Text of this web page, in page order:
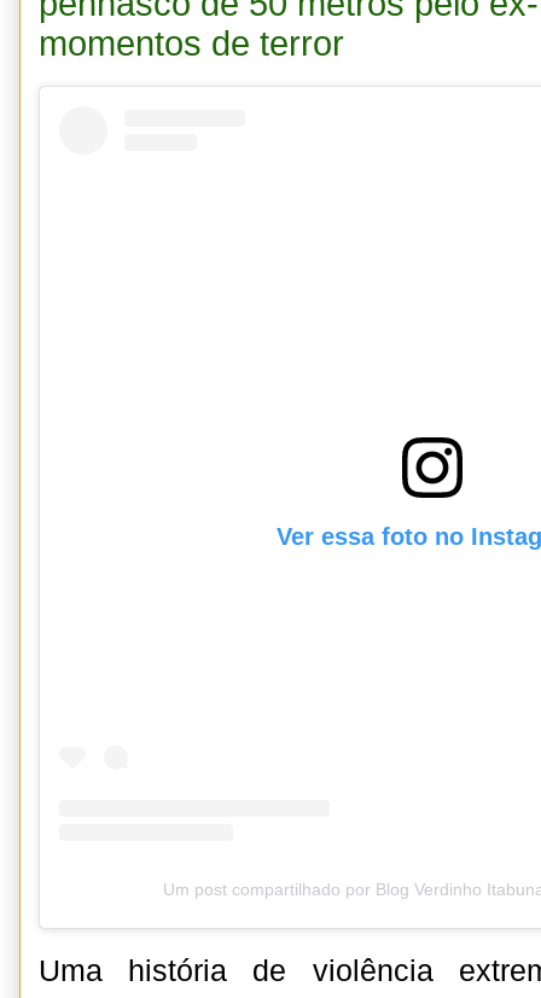
momentos de terror
Ver essa foto no
Um post compartilhado por Blog Verdinho
Uma história de violência